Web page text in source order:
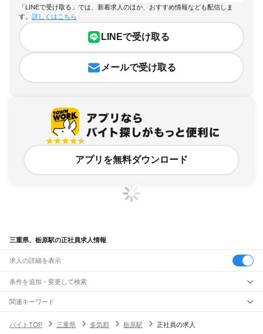
「LINEで受け取る」では、新着求人のほか、おすすめ情報なども配信しま
す。 詳しくはこちら
LINEで受け取る
メールで受け取る
アプリを無料ダウンロード
三重県、栃原駅の正社員求人情報
求人の詳細を表示
条件を追加・変更して検索
市区町村を追加・変更
三重県すべて
駅を追加・変更
関連キーワード
バイトTOP
三重県 多気郡 栃原駅 正社員の求人